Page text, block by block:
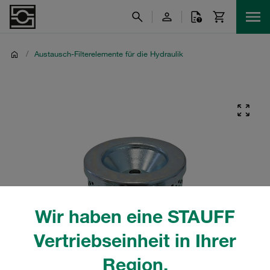
Wir haben eine STAUFF
Vertriebseinheit in Ihrer
Region.
/ Austausch-Filterelemente für die Hydraulik